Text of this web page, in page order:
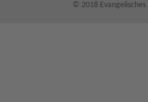
© 2018 Evangelisches